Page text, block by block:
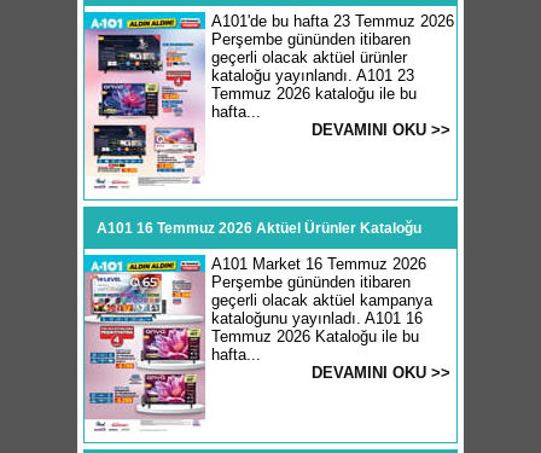
A101'de bu hafta 23 Temmuz 2026
Perşembe gününden itibaren
geçerli olacak aktüel ürünler
kataloğu yayınlandı. A101 23
Temmuz 2026 kataloğu ile bu
hafta...
DEVAMINI OKU >>
A101 16 Temmuz 2026 Aktüel Ürünler Kataloğu
A101 Market 16 Temmuz 2026
Perşembe gününden itibaren
geçerli olacak aktüel kampanya
kataloğunu yayınladı. A101 16
Temmuz 2026 Kataloğu ile bu
hafta...
DEVAMINI OKU >>